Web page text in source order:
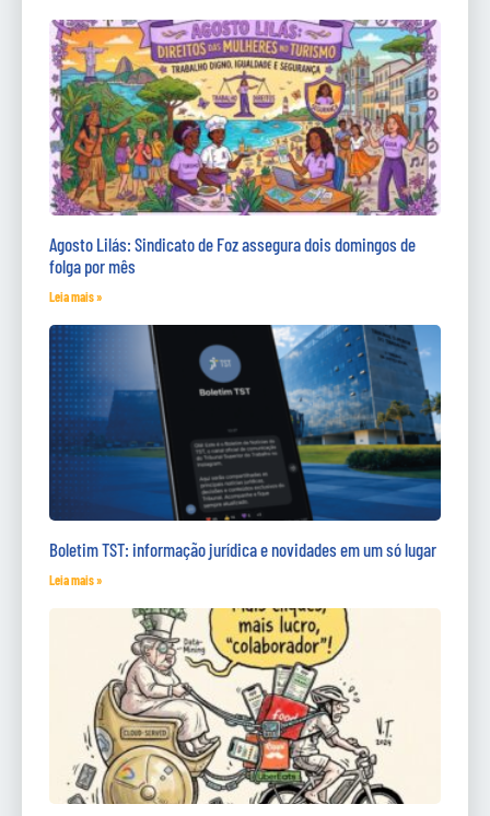
Agosto Lilás: Sindicato de Foz assegura dois domingos de
folga por mês
Leia mais »
Boletim TST: informação jurídica e novidades em um só lugar
Leia mais »